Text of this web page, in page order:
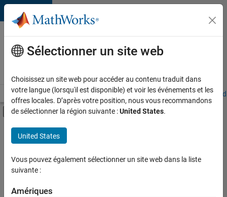
Passer au contenu
Votre
carrière
chez
Accueil Explorer nos opportunités Adresses de nos bureaux
Activer/désactiver l'affichage du menu
Contenu principal
FILTRER PAR
Ventes commerciales
Ventes internes
Services marketing
Sélectionner un site web
Choisissez un site web pour accéder au contenu traduit dans
votre langue (lorsqu'il est disponible) et voir les événements et les
offres locales. D’après votre position, nous vous recommandons
de sélectionner la région suivante :United States.
United States
Vous pouvez également sélectionner un site web dans la liste
suivante :
Amériques